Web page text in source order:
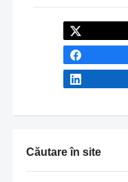
Căutare în site